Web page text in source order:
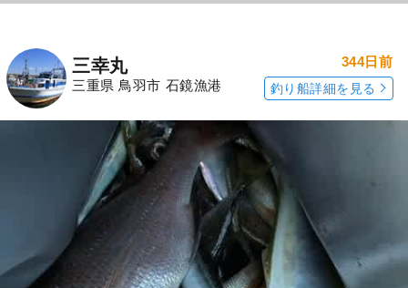
三幸丸
三重県 鳥羽市 石鏡漁港
344日前
釣り船詳細を見る